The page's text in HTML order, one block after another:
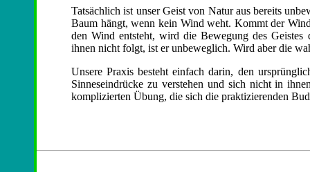
Tatsächlich ist unser Geist von Natur aus bereits
Baum hängt, wenn kein Wind weht. Kommt der
den Wind entsteht, wird die Bewegung des
ihnen nicht folgt, ist er unbeweglich. Wird aber die
Unsere Praxis besteht einfach darin, den
Sinneseindrücke zu verstehen und sich nicht in
komplizierten Übung, die sich die praktizierenden